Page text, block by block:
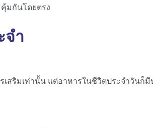
มกันโดยตรง
จำ
สริมเท่านั้น แต่อาหารในชีวิตประจำวัน